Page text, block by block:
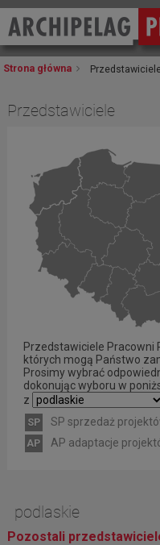
Strona główna
Przedstawiciele
Przedstawiciele Pracowni
których mogą Państwo
Prosimy wybrać
dokonując wyboru w
z
SP SP sprzedaż
AP AP adaptacje
podlaskie
Pozostali